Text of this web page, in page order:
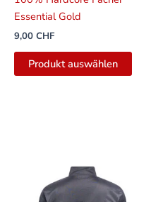
Essential Gold
9,00 CHF
Produkt auswählen